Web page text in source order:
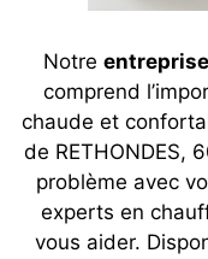
Notre entreprise
comprend
chaude et
de RETHONDES,
problème avec
experts en
vous aider.